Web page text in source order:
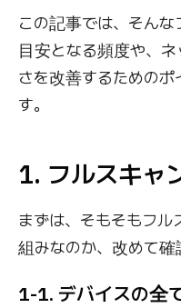
この記事では、そん
目安となる頻度や、
さを改善するための
す。
1. フルスキャ
まずは、そもそもフル
組みなのか、改めて確
1-1. デバイスの全